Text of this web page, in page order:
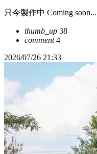
只今製作中 Coming soon...
thumb_up 38
comment4
2026/07/26 21:33